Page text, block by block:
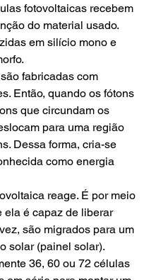
fotovoltaicas recebem
do material usado.
em silício mono e
fabricadas com
Então, quando os fótons
que circundam os
para uma região
Dessa forma, cria-se
como energia
reage. É por meio
ela é capaz de liberar
são migrados para um
solar (painel solar).
36, 60 ou 72 células